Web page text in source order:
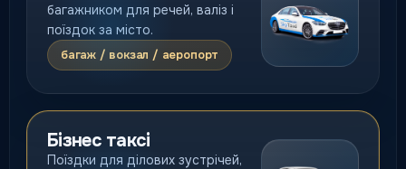
багажником для речей, валіз і
поїздок за місто.
багаж / вокзал / аеропорт
Бізнес таксі
Поїздки для ділових зустрічей,